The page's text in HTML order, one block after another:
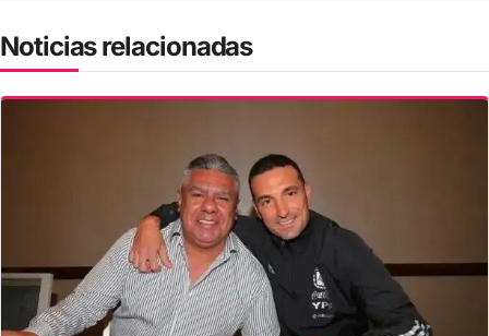
Noticias relacionadas